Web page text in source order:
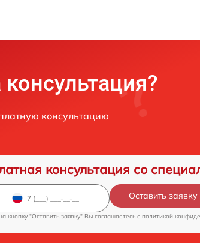
консультацию
консультация со
Оставить заявку
кнопку "Оставить заявку" Вы соглашаетесь c политикой